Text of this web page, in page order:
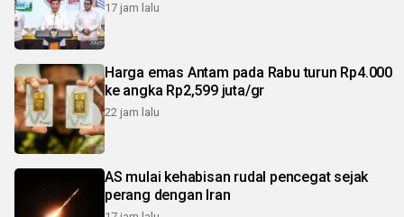
17 jam lalu
Harga emas Antam pada Rabu turun Rp4.000
ke angka Rp2,599 juta/gr
22 jam lalu
AS mulai kehabisan rudal pencegat sejak
perang dengan Iran